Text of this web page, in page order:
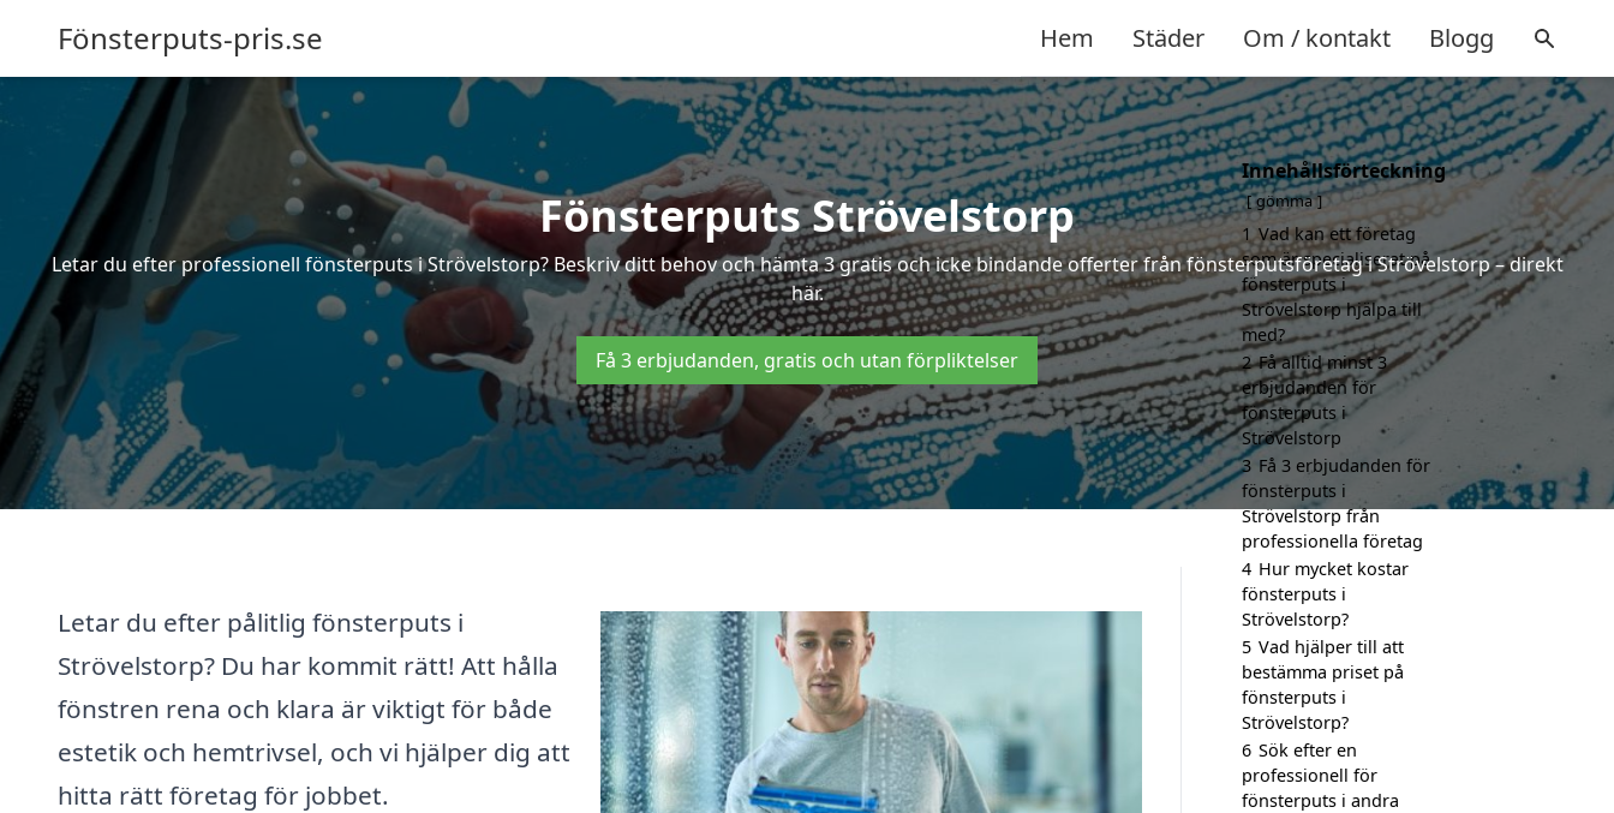
Fönsterputs-pris.se Hem Städer Om / kontakt Blogg
Fönsterputs Strövelstorp
Letar du efter professionell fönsterputs i Strövelstorp? Beskriv ditt behov och hämta 3 gratis och icke bindande offerter från fönsterputsföretag i Strövelstorp – direkt
här.
Få 3 erbjudanden, gratis och utan förpliktelser
Letar du efter pålitlig fönsterputs i
Strövelstorp? Du har kommit rätt! Att hålla
fönstren rena och klara är viktigt för både
estetik och hemtrivsel, och vi hjälper dig att
hitta rätt företag för jobbet.
Innehållsförteckning
gömma
1 Vad kan ett företag
som är specialiserat på
fönsterputs i
Strövelstorp hjälpa till
med?
2 Få alltid minst 3
erbjudanden för
fönsterputs i
Strövelstorp
3 Få 3 erbjudanden för
fönsterputs i
Strövelstorp från
professionella företag
4 Hur mycket kostar
fönsterputs i
Strövelstorp?
5 Vad hjälper till att
bestämma priset på
fönsterputs i
Strövelstorp?
6 Sök efter en
professionell för
fönsterputs i andra